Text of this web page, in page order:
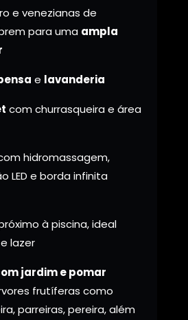
e venezianas de
para uma ampla
e lavanderia
com churrasqueira e área
hidromassagem,
LED e borda infinita
à piscina, ideal
lazer
jardim e pomar
frutíferas como
parreiras, pereira, além